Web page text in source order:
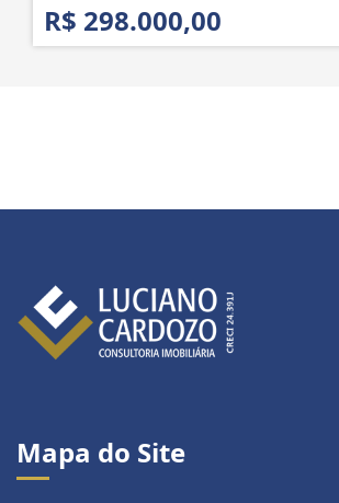
R$ 298.000,00
Mapa do Site